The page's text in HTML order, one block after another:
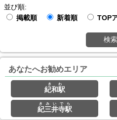
並び順:
掲載順
新着順 TOP
検索
あなたへお勧めエリア
紀和駅
きわ
紀三井寺駅
きみいでら